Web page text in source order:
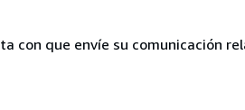
con que envíe su comunicación